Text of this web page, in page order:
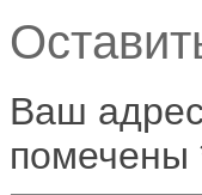
Ваш
помечены